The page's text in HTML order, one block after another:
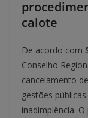
calote
De acordo com
Conselho
cancelamento
gestões
inadimplência.